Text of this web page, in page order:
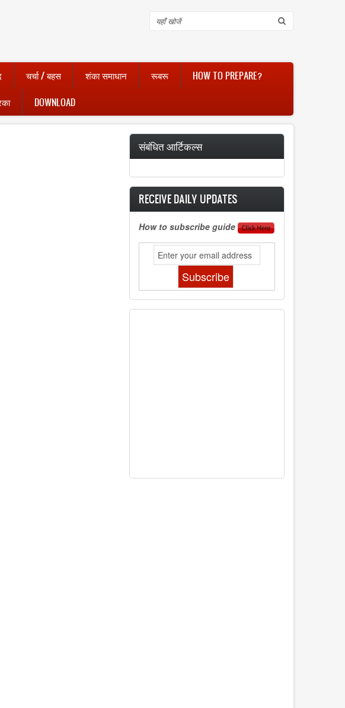
Search
चर्चा / बहस शंका समाधान रूबरू HOW TO PREPARE?
DOWNLOAD
संबंधित आर्टिकल्स
RECEIVE DAILY UPDATES
How to subscribe guide